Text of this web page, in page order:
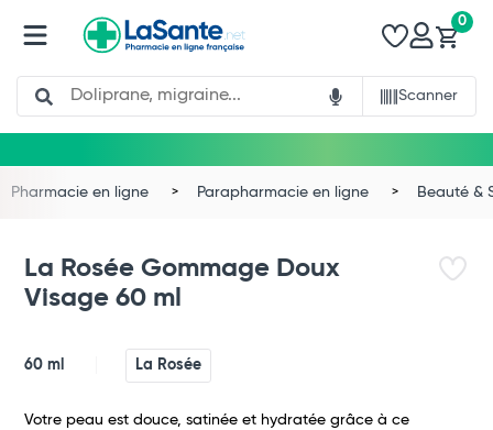
Search
Scanner
0
Pharmacie en ligne Parapharmacie en ligne Beauté &
La Rosée Gommage Doux
Visage 60 ml
60 ml La Rosée
Votre peau est douce, satinée et hydratée grâce à ce